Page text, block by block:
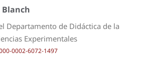
Departamento de Didáctica de la
Experimentales
0002-6072-1497